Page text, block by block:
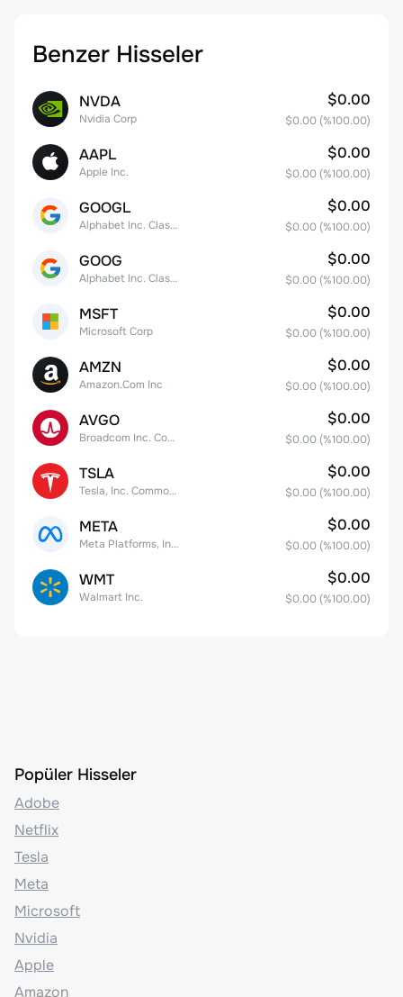
Benzer Hisseler
NVDA
Nvidia Corp
$0.00
$0.00 (%100.00)
AAPL
Apple Inc.
$0.00
$0.00 (%100.00)
GOOGL
Alphabet Inc. Class A Common Stock
$0.00
$0.00 (%100.00)
GOOG
Alphabet Inc. Class C Capital Stock
$0.00
$0.00 (%100.00)
MSFT
Microsoft Corp
$0.00
$0.00 (%100.00)
AMZN
Amazon.Com Inc
$0.00
$0.00 (%100.00)
AVGO
Broadcom Inc. Common Stock
$0.00
$0.00 (%100.00)
TSLA
Tesla, Inc. Common Stock
$0.00
$0.00 (%100.00)
META
Meta Platforms, Inc. Class A Common Stock
$0.00
$0.00 (%100.00)
WMT
Walmart Inc.
$0.00
$0.00 (%100.00)
Popüler Hisseler
Adobe
Netflix
Tesla
Meta
Microsoft
Nvidia
Apple
Amazon